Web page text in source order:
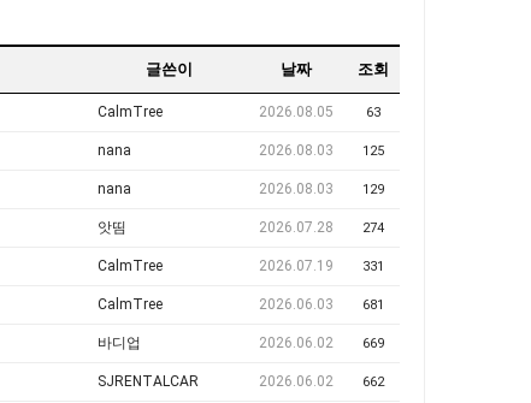
글쓴이 날짜 조회
CalmTree 2026.08.05 63
nana 2026.08.03 125
nana 2026.08.03 129
앗띰 2026.07.28 274
CalmTree 2026.07.19 331
CalmTree 2026.06.03 681
바디업 2026.06.02 669
SJRENTALCAR 2026.06.02 662